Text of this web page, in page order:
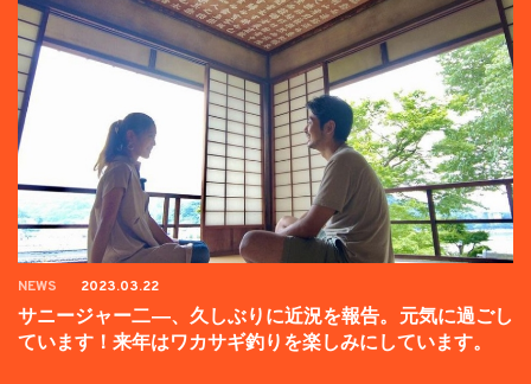
NEWS 2023.03.22
サニージャー二―、久しぶりに近況を報告。元気に過ごし
ています！来年はワカサギ釣りを楽しみにしています。